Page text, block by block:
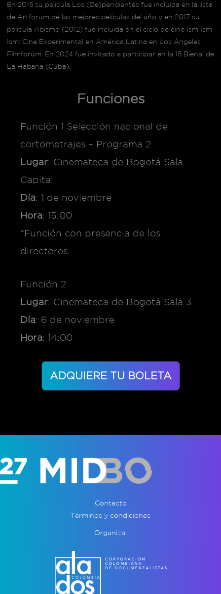
En 2015 su película Los (De)pendientes fue incluida en la lista
de Artforum de las mejores películas del año y en 2017 su
película Abismo (2012) fue incluida en el ciclo de cine Ism Ism
Ism: Cine Experimental en América Latina en Los Ángeles
Filmforum. En 2024 fue invitado a participar en la 15 Bienal de
La Habana (Cuba).
Funciones
Función 1 Selección nacional de
cortometrajes – Programa 2
Lugar: Cinemateca de Bogotá Sala
Capital
Día: 1 de noviembre
Hora: 15:00
*Función con presencia de los
directores.
Función 2
Lugar: Cinemateca de Bogotá Sala 3
Día: 6 de noviembre
Hora: 14:00
ADQUIERE TU BOLETA
Contacto
Términos y condiciones
Organiza: